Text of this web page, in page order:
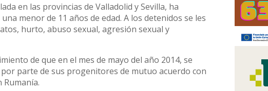
en las provincias de Valladolid y Sevilla, ha
menor de 11 años de edad. A los detenidos se les
hurto, abuso sexual, agresión sexual y
de que en el mes de mayo del año 2014, se
parte de sus progenitores de mutuo acuerdo con